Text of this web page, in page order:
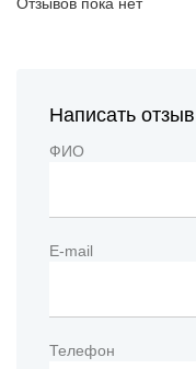
Написать отзыв
ФИО
E-mail
Телефон